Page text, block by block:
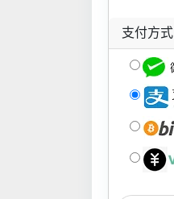
支付方式